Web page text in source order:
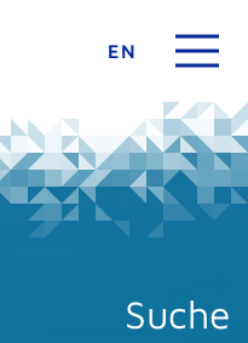
EN
Suche